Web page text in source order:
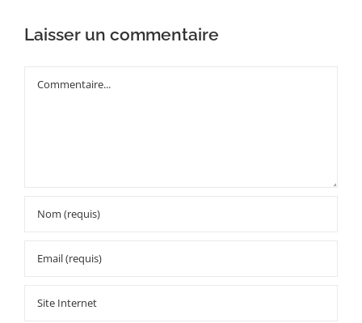
Laisser un commentaire
Commentaire